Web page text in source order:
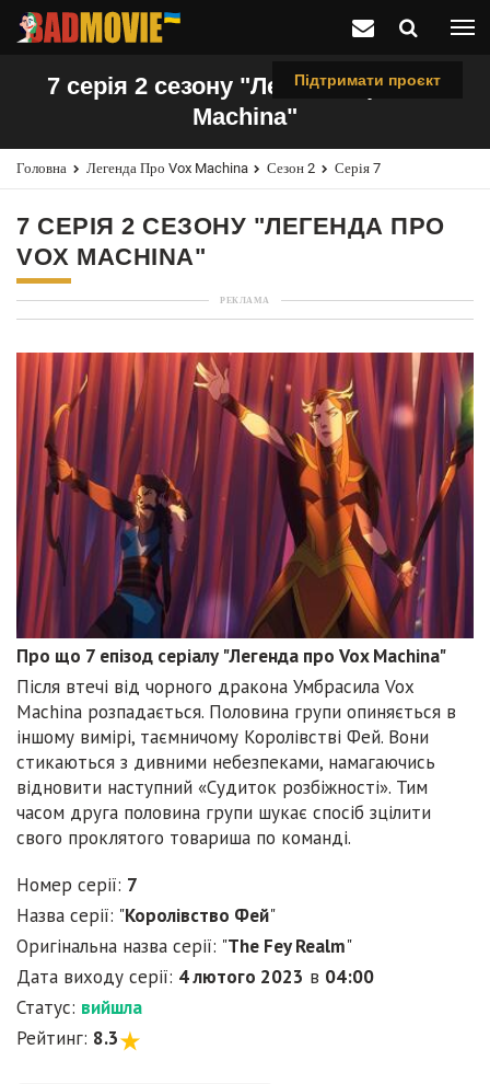
Підтримати проєкт
7 серія 2 сезону "Легенда про Vox
Machina"
Головна Легенда Про Vox Machina Сезон 2 Серія 7
7 СЕРІЯ 2 СЕЗОНУ "ЛЕГЕНДА ПРО
VOX MACHINA"
РЕКЛАМА
Про що 7 епізод серіалу "Легенда про Vox Machina"
Після втечі від чорного дракона Умбрасила Vox
Machina розпадається. Половина групи опиняється в
іншому вимірі, таємничому Королівстві Фей. Вони
стикаються з дивними небезпеками, намагаючись
відновити наступний «Судиток розбіжності». Тим
часом друга половина групи шукає спосіб зцілити
свого проклятого товариша по команді.
Номер серії: 7
Назва серії: "Королівство Фей"
Оригінальна назва серії: "The Fey Realm"
Дата виходу серії: 4 лютого 2023 в 04:00
Статус: вийшла
Рейтинг: 8.3